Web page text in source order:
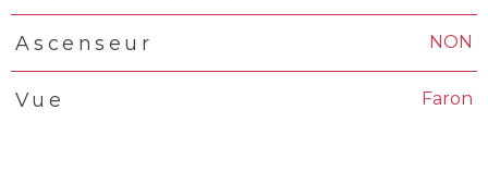
Ascenseur NON
Vue Faron